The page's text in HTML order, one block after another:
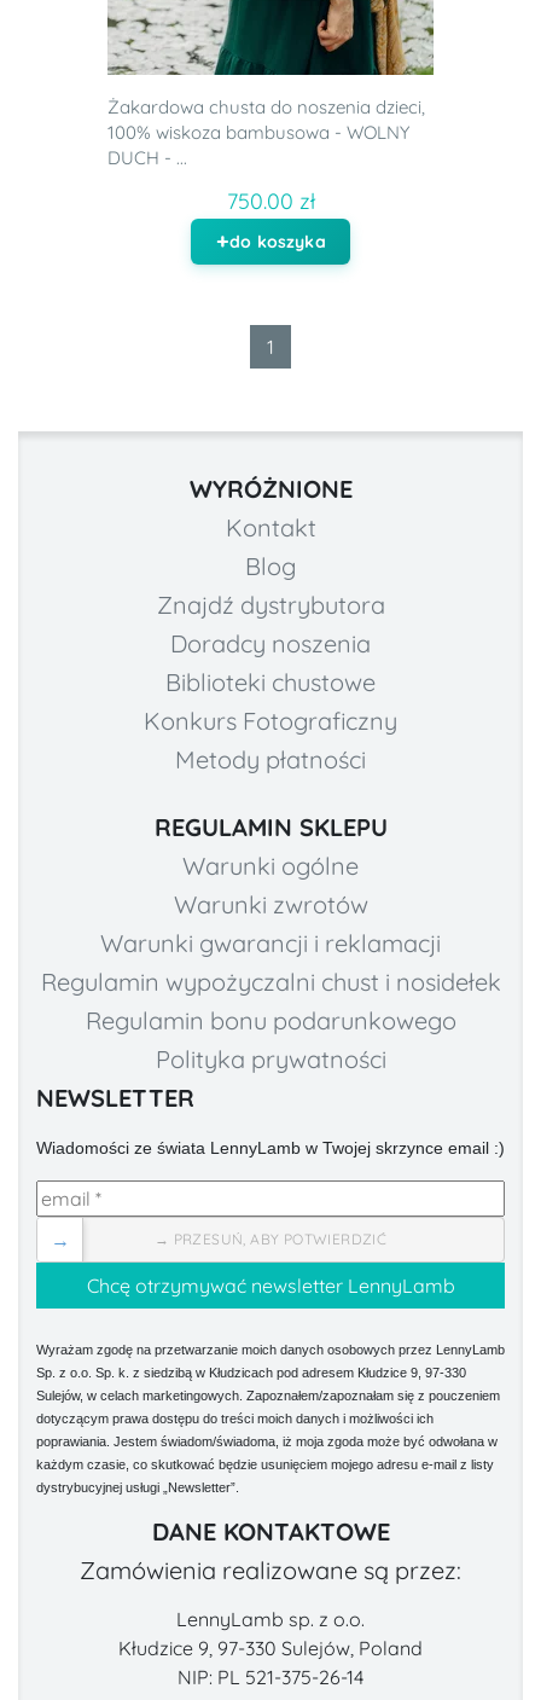
Żakardowa chusta do noszenia dzieci,
100% wiskoza bambusowa - WOLNY
DUCH - ...
750.00 zł
do koszyka
1
WYRÓŻNIONE
Kontakt
Blog
Znajdź dystrybutora
Doradcy noszenia
Biblioteki chustowe
Konkurs Fotograficzny
Metody płatności
REGULAMIN SKLEPU
Warunki ogólne
Warunki zwrotów
Warunki gwarancji i reklamacji
Regulamin wypożyczalni chust i nosidełek
Regulamin bonu podarunkowego
Polityka prywatności
NEWSLETTER
Wiadomości ze świata LennyLamb w Twojej skrzynce email :)
→ PRZESUŃ, ABY POTWIERDZIĆ
→
Wyrażam zgodę na przetwarzanie moich danych osobowych przez LennyLamb
Sp. z o.o. Sp. k. z siedzibą w Kłudzicach pod adresem Kłudzice 9, 97-330
Sulejów, w celach marketingowych. Zapoznałem/zapoznałam się z pouczeniem
dotyczącym prawa dostępu do treści moich danych i możliwości ich
poprawiania. Jestem świadom/świadoma, iż moja zgoda może być odwołana w
każdym czasie, co skutkować będzie usunięciem mojego adresu e-mail z listy
dystrybucyjnej usługi „Newsletter”.
DANE KONTAKTOWE
Zamówienia realizowane są przez:
LennyLamb sp. z o.o.
Kłudzice 9, 97-330 Sulejów, Poland
NIP: PL 521-375-26-14